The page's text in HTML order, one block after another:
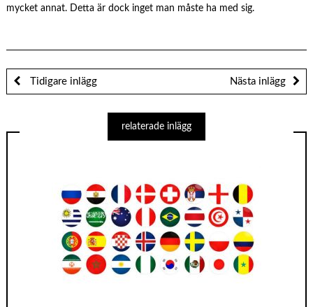
mycket annat. Detta är dock inget man måste ha med sig.
Tidigare inlägg Nästa inlägg
relaterade inlägg